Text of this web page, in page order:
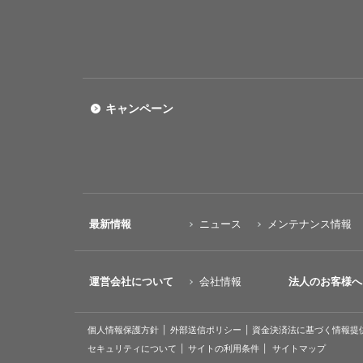
キャンペーン
最新情報 ニュース メンテナンス情報
運営会社について 会社情報 法人のお客様へ
個人情報保護方針 外部送信ポリシー 資金決済法に基づく情報提
セキュリティについて
サイトの利用条件 サイトマップ